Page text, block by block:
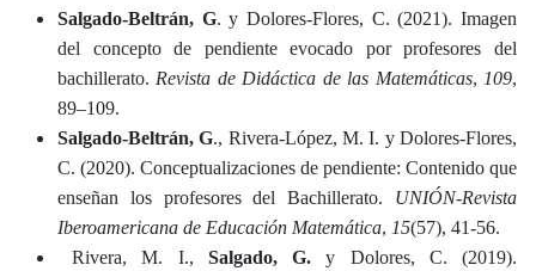
Salgado-Beltrán, G. y Dolores-Flores, C. (2021). Imagen
del concepto de pendiente evocado por profesores del
bachillerato. Revista de Didáctica de las Matemáticas, 109,
89–109.
Salgado-Beltrán, G., Rivera-López, M. I. y Dolores-Flores,
C. (2020). Conceptualizaciones de pendiente: Contenido que
enseñan los profesores del Bachillerato. UNIÓN-Revista
Iberoamericana de Educación Matemática, 15(57), 41-56.
Rivera, M. I., Salgado, G. y Dolores, C. (2019).